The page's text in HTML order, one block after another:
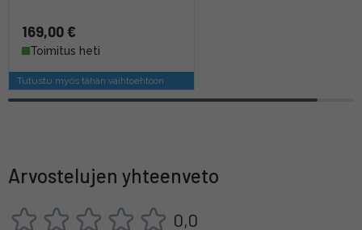
169,00 €
Toimitus heti
Tutustu myös tähän vaihtoehtoon
Arvostelujen yhteenveto
0,0